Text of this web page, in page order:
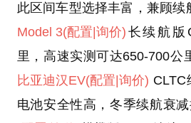
此区间车型选择丰富，兼顾续
Model 3(配置 |询价) 长续航版
里，高速实测可达650-700公
比亚迪汉EV(配置 |询价)
电池安全性高，冬季续航衰